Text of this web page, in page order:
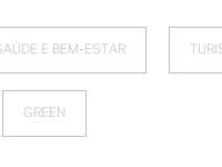
E BEM-ESTAR
GREEN